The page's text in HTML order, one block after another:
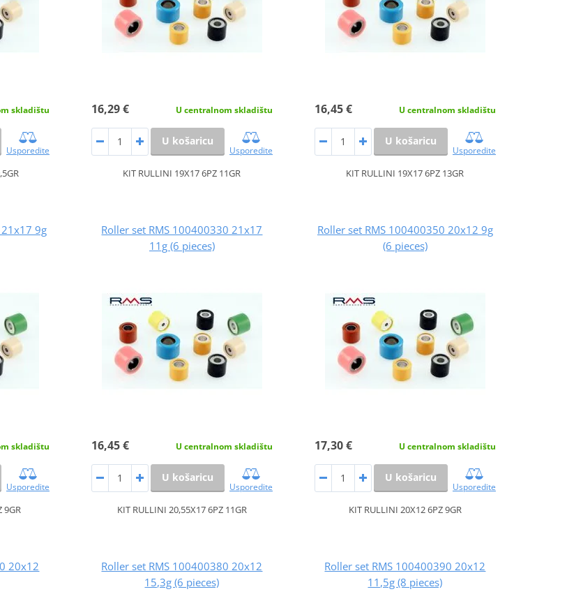
skladištu
Usporedite
16,29 € U centralnom skladištu
U košaricu
Usporedite
KIT RULLINI 19X17 6PZ 11GR
16,45 € U centralnom skladištu
U košaricu
Usporedite
KIT RULLINI 19X17 6PZ 13GR
9g
skladištu
Usporedite
9GR
Roller set RMS 100400330 21x17
11g (6 pieces)
16,45 € U centralnom skladištu
U košaricu
Usporedite
KIT RULLINI 20,55X17 6PZ 11GR
Roller set RMS 100400350 20x12 9g
(6 pieces)
17,30 € U centralnom skladištu
U košaricu
Usporedite
KIT RULLINI 20X12 6PZ 9GR
20x12
Roller set RMS 100400380 20x12
15,3g (6 pieces)
Roller set RMS 100400390 20x12
11,5g (8 pieces)